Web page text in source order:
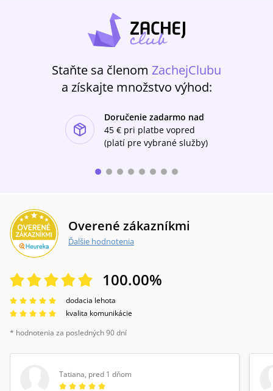
Staňte sa členom ZachejClubu
a získajte množstvo výhod:
Doručenie zadarmo nad
45 € pri platbe vopred
(platí pre vybrané služby)
Overené zákazníkmi
Ďalšie hodnotenia
100.00%
dodacia lehota
kvalita komunikácie
* hodnotenia za posledných 90 dní
Tatiana, pred 1 dňom